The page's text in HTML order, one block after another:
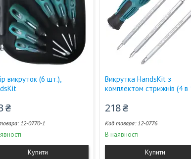
викруток (6 шт.),
₴
12-0770-1
Купити
Викрутка HandsKit з
комплектом стрижнів (4 в
218 ₴
12-0776
В наявності
Купити